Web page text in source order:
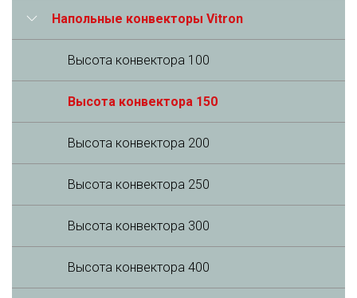
Напольные конвекторы Vitron
Высота конвектора 100
Высота конвектора 150
Высота конвектора 200
Высота конвектора 250
Высота конвектора 300
Высота конвектора 400